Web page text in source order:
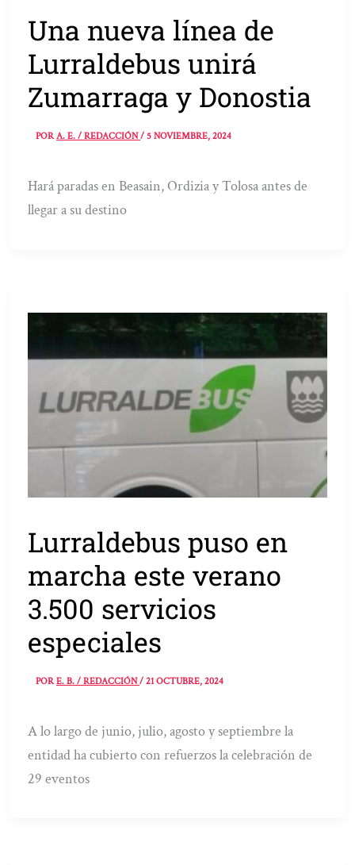
Una nueva línea de
Lurraldebus unirá
Zumarraga y Donostia
PORA. E. / REDACCIÓN/5 NOVIEMBRE, 2024
Hará paradas en Beasain, Ordizia y Tolosa antes de
llegar a su destino
Lurraldebus puso en
marcha este verano
3.500 servicios
especiales
PORE. B. / REDACCIÓN/21 OCTUBRE, 2024
A lo largo de junio, julio, agosto y septiembre la
entidad ha cubierto con refuerzos la celebración de
29 eventos